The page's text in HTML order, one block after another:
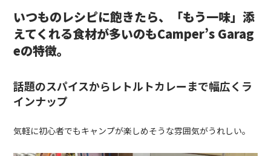
いつものレシピに飽きたら、「もう一味」添
えてくれる食材が多いのもCamper’s Garag
eの特徴。
話題のスパイスからレトルトカレーまで幅広くラ
インナップ
気軽に初心者でもキャンプが楽しめそうな雰囲気がうれしい。